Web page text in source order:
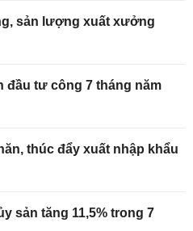
sản lượng xuất xưởng
đầu tư công 7 tháng năm
thúc đẩy xuất nhập khẩu
sản tăng 11,5% trong 7